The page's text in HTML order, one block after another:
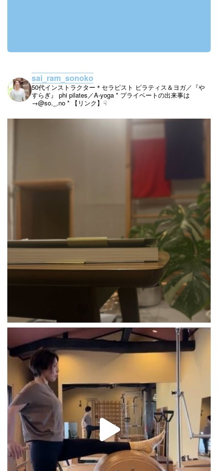
sai_ram_sonoko
50代インストラクター＊セラピスト ピラティス＆ヨガ／『や
すらぎ』
phi pilates／A-yoga * プライベートの出来事は
→@so._.no * 【リンク】☟